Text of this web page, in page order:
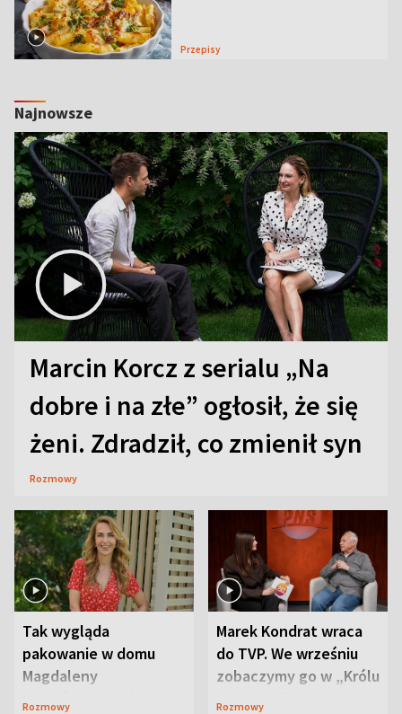
Przepisy
Najnowsze
Marcin Korcz z serialu „Na
dobre i na złe” ogłosił, że się
żeni. Zdradził, co zmienił syn
Rozmowy
Tak wygląda
pakowanie w domu
Magdaleny
Waligórskiej-Lisieckiej.
Rozmowy
Marek Kondrat wraca
do TVP. We wrześniu
zobaczymy go w „Królu
Maciusiu I”
Rozmowy